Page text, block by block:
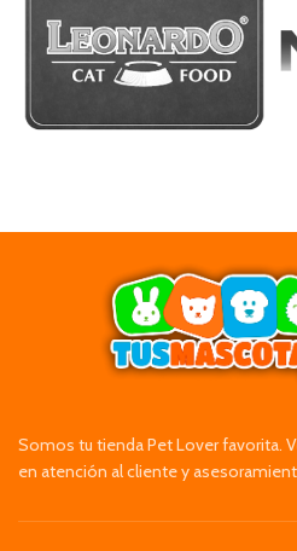
Somos tu tienda Pet Lover favorita.
en atención al cliente y